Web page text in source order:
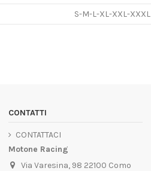
S-M-L-XL-XXL-XXXL
CONTATTI
CONTATTACI
Motone Racing
Via Varesina, 98 22100 Como